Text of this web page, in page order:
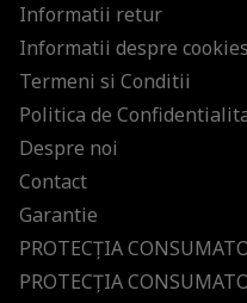
Informatii retur
Informatii despre cookies
Termeni si Conditii
Politica de
Despre noi
Contact
Garantie
PROTECŢIA
PROTECŢIA